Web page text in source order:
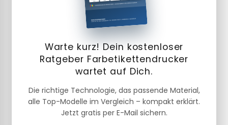
Warte kurz! Dein kostenloser
Ratgeber Farbetikettendrucker
wartet auf Dich.
Die richtige Technologie, das passende Material,
alle Top-Modelle im Vergleich – kompakt erklärt.
Jetzt gratis per E-Mail sichern.